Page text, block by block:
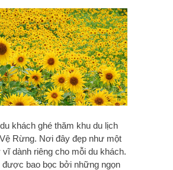
khách ghé thăm khu du lịch
Rừng. Nơi đây đẹp như một
dành riêng cho mỗi du khách.
được bao bọc bởi những ngọn